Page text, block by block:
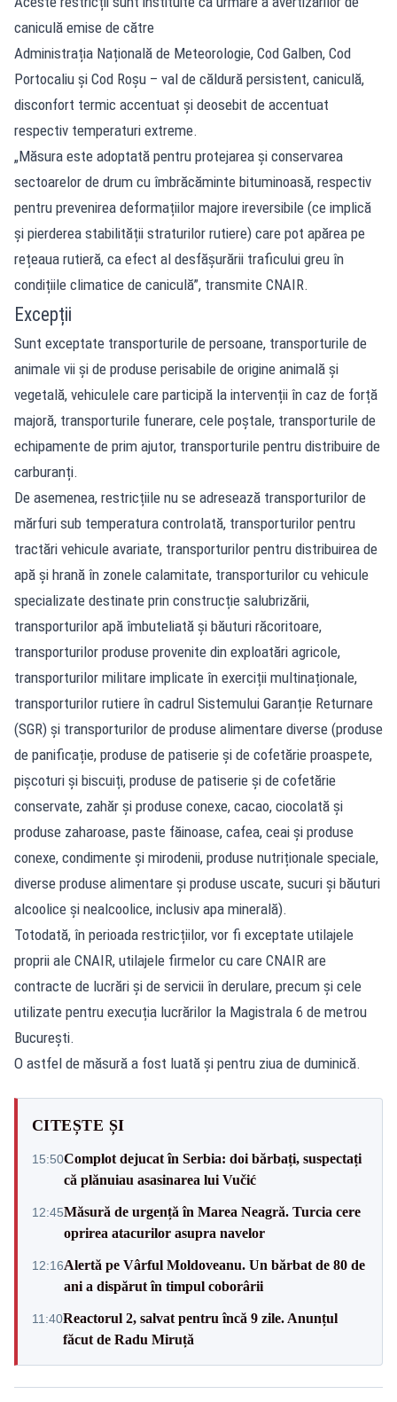
caniculă emise de către
Administrația Națională de Meteorologie, Cod Galben, Cod
Portocaliu și Cod Roșu – val de căldură persistent, caniculă,
disconfort termic accentuat și deosebit de accentuat
respectiv temperaturi extreme.
„Măsura este adoptată pentru protejarea și conservarea
sectoarelor de drum cu îmbrăcăminte bituminoasă, respectiv
pentru prevenirea deformațiilor majore ireversibile (ce implică
și pierderea stabilității straturilor rutiere) care pot apărea pe
rețeaua rutieră, ca efect al desfășurării traficului greu în
condițiile climatice de caniculă”, transmite CNAIR.
Excepții
Sunt exceptate transporturile de persoane, transporturile de
animale vii şi de produse perisabile de origine animală şi
vegetală, vehiculele care participă la intervenții în caz de forță
majoră, transporturile funerare, cele poștale, transporturile de
echipamente de prim ajutor, transporturile pentru distribuire de
carburanți.
De asemenea, restricțiile nu se adresează transporturilor de
mărfuri sub temperatura controlată, transporturilor pentru
tractări vehicule avariate, transporturilor pentru distribuirea de
apă și hrană în zonele calamitate, transporturilor cu vehicule
specializate destinate prin construcție salubrizării,
transporturilor apă îmbuteliată și băuturi răcoritoare,
transporturilor produse provenite din exploatări agricole,
transporturilor militare implicate în exerciții multinaționale,
transporturilor rutiere în cadrul Sistemului Garanție Returnare
(SGR) și transporturilor de produse alimentare diverse (produse
de panificație, produse de patiserie și de cofetărie proaspete,
pișcoturi și biscuiți, produse de patiserie și de cofetărie
conservate, zahăr și produse conexe, cacao, ciocolată și
produse zaharoase, paste făinoase, cafea, ceai și produse
conexe, condimente și mirodenii, produse nutriționale speciale,
diverse produse alimentare și produse uscate, sucuri și băuturi
alcoolice și nealcoolice, inclusiv apa minerală).
Totodată, în perioada restricțiilor, vor fi exceptate utilajele
proprii ale CNAIR, utilajele firmelor cu care CNAIR are
contracte de lucrări și de servicii în derulare, precum și cele
utilizate pentru execuția lucrărilor la Magistrala 6 de metrou
București.
O astfel de măsură a fost luată și pentru ziua de duminică.
CITEȘTE ȘI
15:50Complot dejucat în Serbia: doi bărbați, suspectați
că plănuiau asasinarea lui Vučić
12:45Măsură de urgență în Marea Neagră. Turcia cere
oprirea atacurilor asupra navelor
12:16Alertă pe Vârful Moldoveanu. Un bărbat de 80 de
ani a dispărut în timpul coborârii
11:40Reactorul 2, salvat pentru încă 9 zile. Anunțul
făcut de Radu Miruță